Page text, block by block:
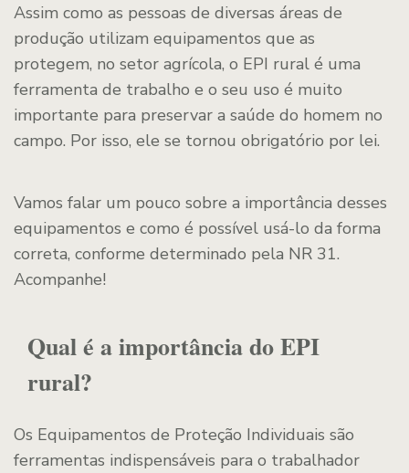
Assim como as pessoas de diversas áreas de
produção utilizam equipamentos que as
protegem, no setor agrícola, o EPI rural é uma
ferramenta de trabalho e o seu uso é muito
importante para preservar a saúde do homem no
campo. Por isso, ele se tornou obrigatório por lei.
Vamos falar um pouco sobre a importância desses
equipamentos e como é possível usá-lo da forma
correta, conforme determinado pela NR 31.
Acompanhe!
Qual é a importância do EPI
rural?
Os Equipamentos de Proteção Individuais são
ferramentas indispensáveis para o trabalhador